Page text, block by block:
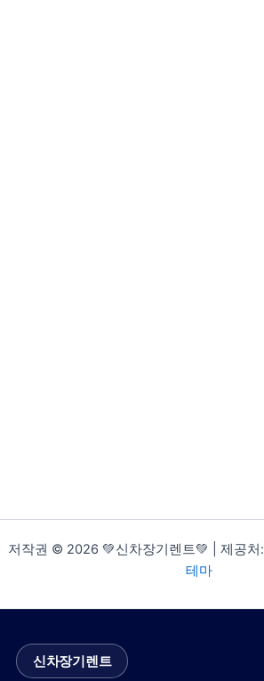
저작권 © 2026 💚신차장기렌트💚 | 제공처:
테마
신차장기렌트